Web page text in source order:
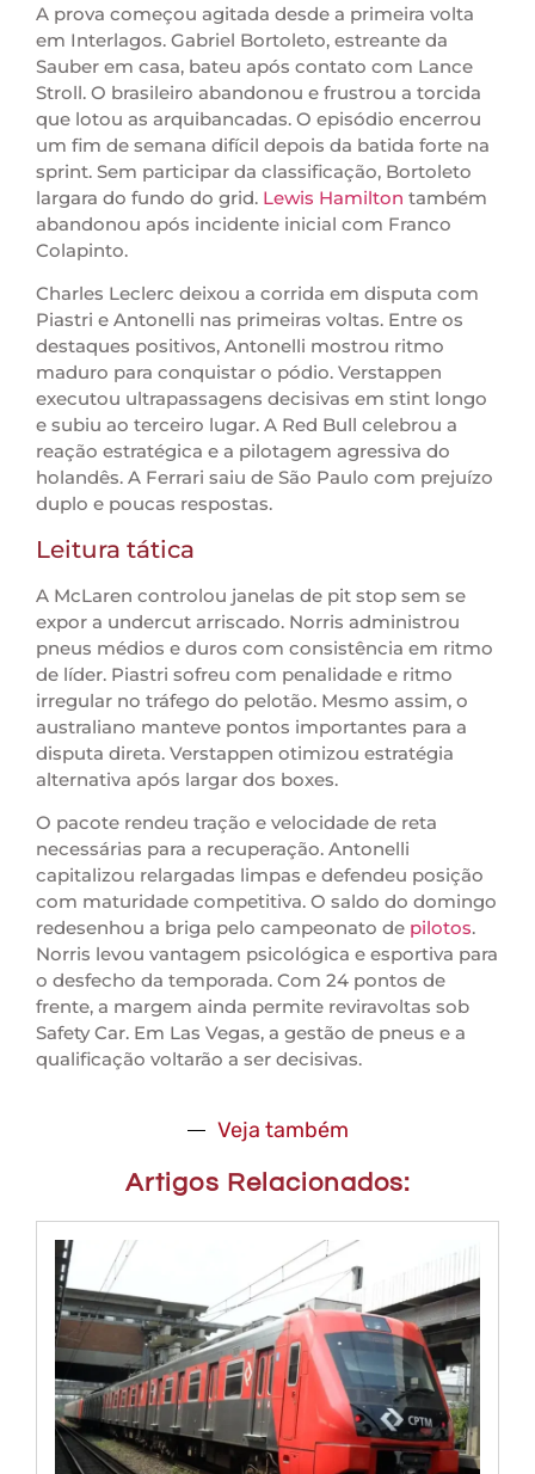
A prova começou agitada desde a primeira volta
em Interlagos. Gabriel Bortoleto, estreante da
Sauber em casa, bateu após contato com Lance
Stroll. O brasileiro abandonou e frustrou a torcida
que lotou as arquibancadas. O episódio encerrou
um fim de semana difícil depois da batida forte na
sprint. Sem participar da classificação, Bortoleto
largara do fundo do grid. Lewis Hamilton também
abandonou após incidente inicial com Franco
Colapinto.
Charles Leclerc deixou a corrida em disputa com
Piastri e Antonelli nas primeiras voltas. Entre os
destaques positivos, Antonelli mostrou ritmo
maduro para conquistar o pódio. Verstappen
executou ultrapassagens decisivas em stint longo
e subiu ao terceiro lugar. A Red Bull celebrou a
reação estratégica e a pilotagem agressiva do
holandês. A Ferrari saiu de São Paulo com prejuízo
duplo e poucas respostas.
Leitura tática
A McLaren controlou janelas de pit stop sem se
expor a undercut arriscado. Norris administrou
pneus médios e duros com consistência em ritmo
de líder. Piastri sofreu com penalidade e ritmo
irregular no tráfego do pelotão. Mesmo assim, o
australiano manteve pontos importantes para a
disputa direta. Verstappen otimizou estratégia
alternativa após largar dos boxes.
O pacote rendeu tração e velocidade de reta
necessárias para a recuperação. Antonelli
capitalizou relargadas limpas e defendeu posição
com maturidade competitiva. O saldo do domingo
redesenhou a briga pelo campeonato de pilotos.
Norris levou vantagem psicológica e esportiva para
o desfecho da temporada. Com 24 pontos de
frente, a margem ainda permite reviravoltas sob
Safety Car. Em Las Vegas, a gestão de pneus e a
qualificação voltarão a ser decisivas.
Veja também
Artigos Relacionados: